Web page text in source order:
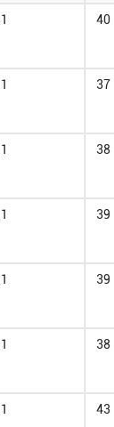
40
37
38
39
39
38
43